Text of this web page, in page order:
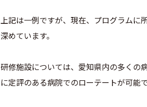
上記は一例ですが、現在、プログラムに
深めています。
研修施設については、愛知県内の多くの
に定評のある病院でのローテートが可能